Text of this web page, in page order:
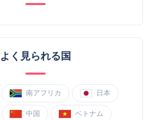
よく見られる国
南アフリカ 日本
中国 ベトナム